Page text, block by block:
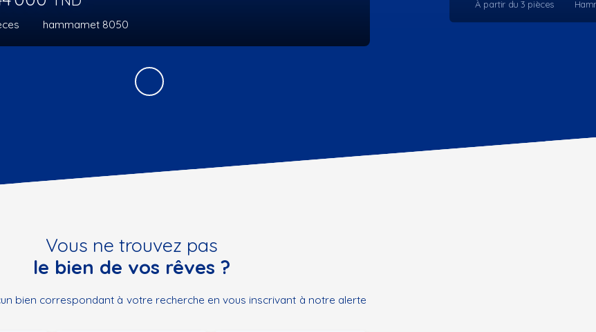
Vous ne trouvez pas
le bien de vos rêves ?
bien correspondant à votre recherche en vous inscrivant à notre alerte